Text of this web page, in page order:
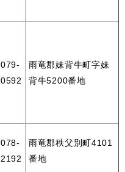
079-
0592
雨竜郡妹背牛町字妹
背牛5200番地
078-
2192
雨竜郡秩父別町4101
番地